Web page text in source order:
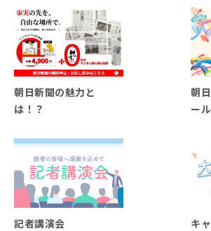
朝日新聞の魅力と
は！？
朝
ール
記者講演会 キ